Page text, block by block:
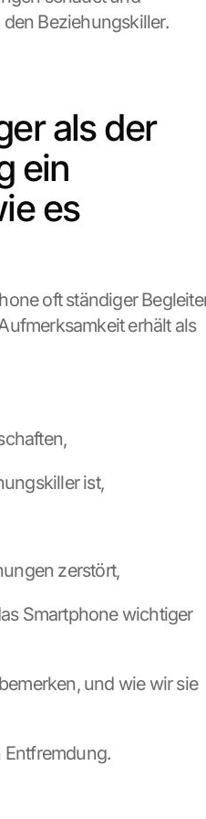
Beziehungskiller.
als der
ein
es
oft ständiger
erhält als
ist,
zerstört,
das Smartphone wichtiger
bemerken, und wie wir sie
Entfremdung.